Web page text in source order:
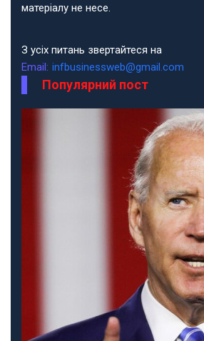
матеріалу не несе.
З усіх питань звертайтеся на
Email: infbusinessweb@gmail.com
Популярний пост